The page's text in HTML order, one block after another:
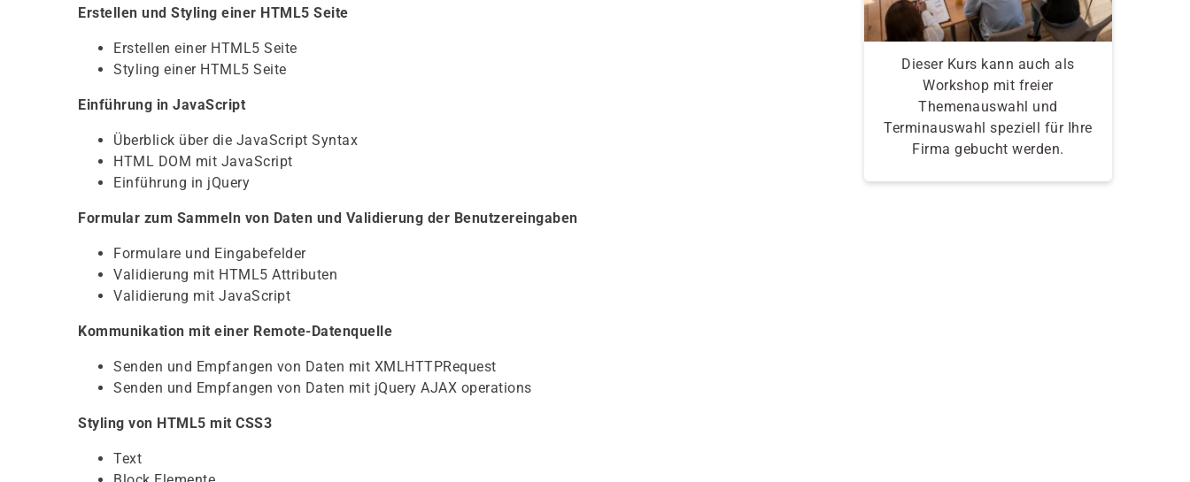
Erstellen und Styling einer HTML5 Seite
Erstellen einer HTML5 Seite
Styling einer HTML5 Seite
Einführung in JavaScript
Überblick über die JavaScript Syntax
HTML DOM mit JavaScript
Einführung in jQuery
Formular zum Sammeln von Daten und Validierung der Benutzereingaben
Formulare und Eingabefelder
Validierung mit HTML5 Attributen
Validierung mit JavaScript
Kommunikation mit einer Remote-Datenquelle
Senden und Empfangen von Daten mit XMLHTTPRequest
Senden und Empfangen von Daten mit jQuery AJAX operations
Styling von HTML5 mit CSS3
Text
Dieser Kurs kann auch als
Workshop mit freier
Themenauswahl und
Terminauswahl speziell für Ihre
Firma gebucht werden.